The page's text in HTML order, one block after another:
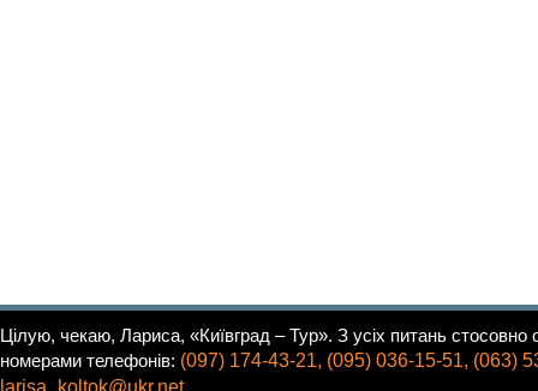
Цілую, чекаю, Лариса, «Київград – Тур». З усіх питань стосовно
номерами телефонів: (097) 174-43-21, (095) 036-15-51, (063)
ten.rku@kotlok_asiral